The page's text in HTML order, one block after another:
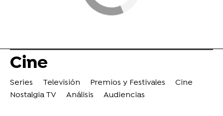
Cine
Series Televisión Premios y Festivales
Cine
Nostalgia TV
Análisis Audiencias